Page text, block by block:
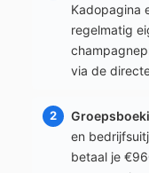
Kadopagina
regelmatig
via de
en
betaal je